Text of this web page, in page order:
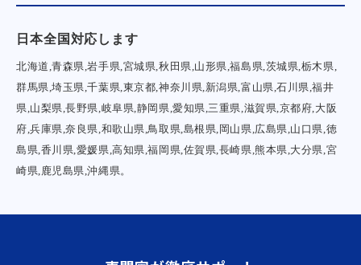
日本全国対応します
北海道,青森県,岩手県,宮城県,秋田県,山形県,福島県,茨城県,栃木県,
群馬県,埼玉県,千葉県,東京都,神奈川県,新潟県,富山県,石川県,福井
県,山梨県,長野県,岐阜県,静岡県,愛知県,三重県,滋賀県,京都府,大阪
府,兵庫県,奈良県,和歌山県,鳥取県,島根県,岡山県,広島県,山口県,徳
島県,香川県,愛媛県,高知県,福岡県,佐賀県,長崎県,熊本県,大分県,宮
崎県,鹿児島県,沖縄県。